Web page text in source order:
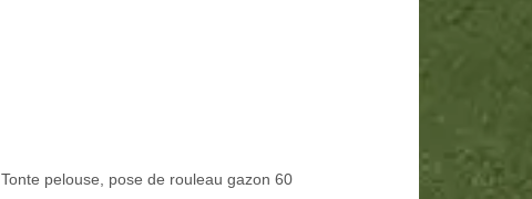
Tonte pelouse, pose de rouleau gazon 60